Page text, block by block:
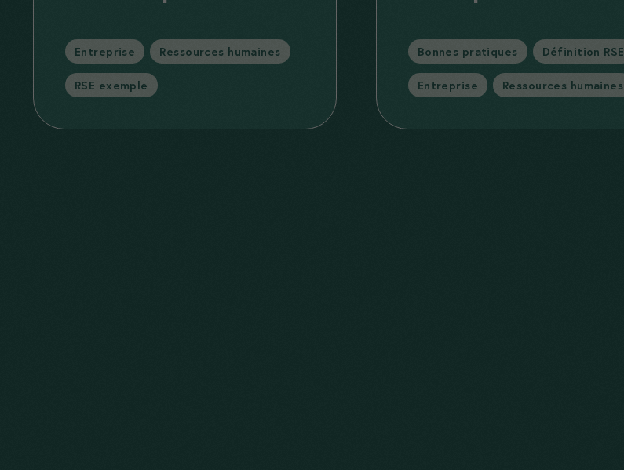
Catégories
Entreprise
, Ressources humaines ,
RSE exemple
Catégories
Bonnes pratiques
, Définition RSE
Entreprise , Ressources humaines